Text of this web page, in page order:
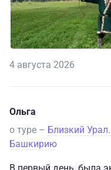
4 августа 2026
Ольга
о туре – Близкий
Башкирию
В первый день, была